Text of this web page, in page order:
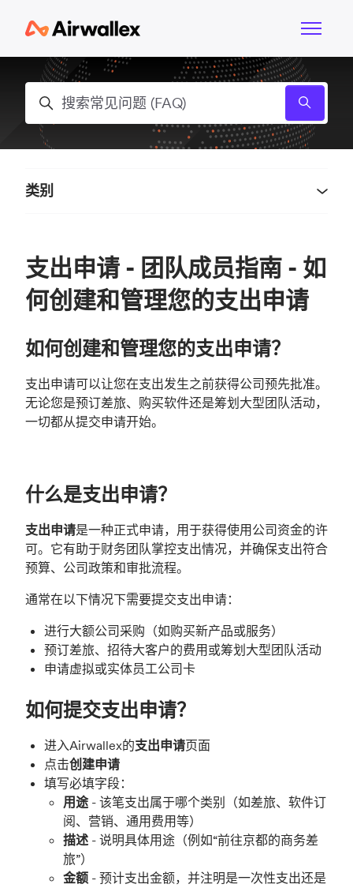
切换导
搜索
支出申请 - 团队成员指南 - 如
何创建和管理您的支出申请
如何创建和管理您的支出申请？
支出申请可以让您在支出发生之前获得公司预先批准。
无论您是预订差旅、购买软件还是筹划大型团队活动，
一切都从提交申请开始。
什么是支出申请？
支出申请是一种正式申请，用于获得使用公司资金的许
可。它有助于财务团队掌控支出情况，并确保支出符合
预算、公司政策和审批流程。
通常在以下情况下需要提交支出申请：
进行大额公司采购（如购买新产品或服务）
预订差旅、招待大客户的费用或筹划大型团队活动
申请虚拟或实体员工公司卡
如何提交支出申请？
进入Airwallex的支出申请页面
点击创建申请
填写必填字段：
用途 - 该笔支出属于哪个类别（如差旅、软件订
阅、营销、通用费用等）
描述 - 说明具体用途（例如“前往京都的商务差
旅”）
金额 - 预计支出金额，并注明是一次性支出还是
类别